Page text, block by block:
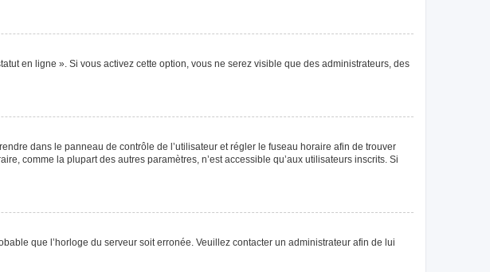
en ligne ». Si vous activez cette option, vous ne serez visible que des administrateurs, des
dans le panneau de contrôle de l’utilisateur et régler le fuseau horaire afin de trouver
comme la plupart des autres paramètres, n’est accessible qu’aux utilisateurs inscrits. Si
que l’horloge du serveur soit erronée. Veuillez contacter un administrateur afin de lui